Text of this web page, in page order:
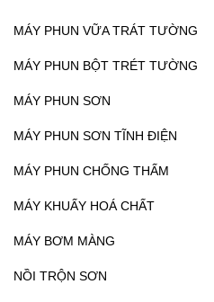
MÁY PHUN VỮA TRÁT TƯỜNG
MÁY PHUN BỘT TRÉT TƯỜNG
MÁY PHUN SƠN
MÁY PHUN SƠN TĨNH ĐIỆN
MÁY PHUN CHỐNG THẤM
MÁY KHUẤY HOÁ CHẤT
MÁY BƠM MÀNG
NỒI TRỘN SƠN